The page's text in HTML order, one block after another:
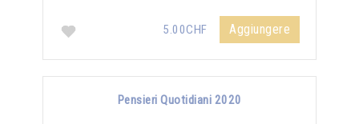
5.00CHF Aggiungere
Pensieri Quotidiani 2020